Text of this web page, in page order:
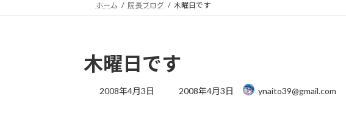
ホーム 院長ブログ 木曜日です
木曜日です
2008年4月3日
最
2008年4月3日 ynaito39@gmail.com